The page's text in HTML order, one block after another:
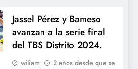
Jassel Pérez y Bameso
avanzan a la serie final
del TBS Distrito 2024.
wiliam
2 años desde que se